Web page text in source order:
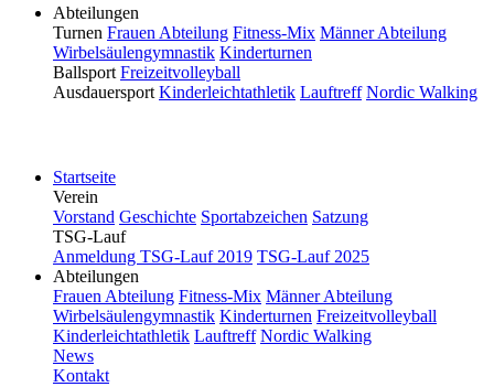
Abteilungen
Turnen Frauen Abteilung Fitness-Mix Männer Abteilung
Wirbelsäulengymnastik Kinderturnen
Ballsport Freizeitvolleyball
Ausdauersport Kinderleichtathletik Lauftreff Nordic Walking
Startseite
Verein
Vorstand Geschichte Sportabzeichen Satzung
TSG-Lauf
Anmeldung TSG-Lauf 2019 TSG-Lauf 2025
Abteilungen
Frauen Abteilung Fitness-Mix Männer Abteilung
Wirbelsäulengymnastik Kinderturnen Freizeitvolleyball
Kinderleichtathletik Lauftreff Nordic Walking
News
Kontakt